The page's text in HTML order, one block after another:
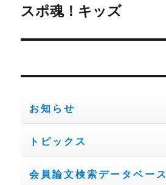
ゲ
ー
ン
次
投
スポ魂！キッズ
お知らせ
トピックス
会員論文検索データベース